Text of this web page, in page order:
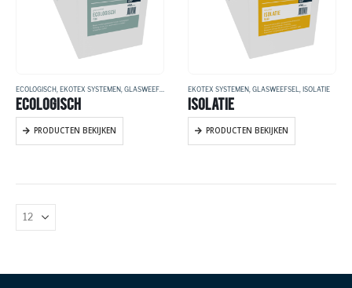
ECOLOGISCH, EKOTEX SYSTEMEN, GLASWEEFSEL
ECOLOGISCH
PRODUCTEN BEKIJKEN
EKOTEX SYSTEMEN, GLASWEEFSEL, ISOLATIE
ISOLATIE
PRODUCTEN BEKIJKEN